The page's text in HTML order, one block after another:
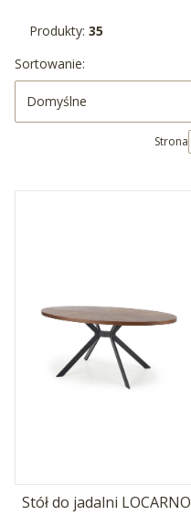
Produkty: 35
Lista produktów
Sortowanie:
Domyślne
Strona
Stół do jadalni LOCARNO